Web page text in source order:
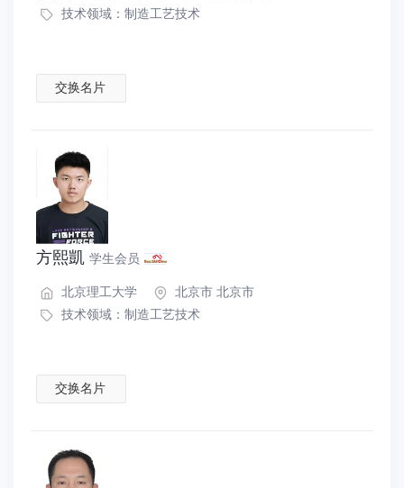
技术领域： 制造工艺技术
交换名片
方熙凱 学生会员
北京理工大学
北京市 北京市
技术领域： 制造工艺技术
交换名片